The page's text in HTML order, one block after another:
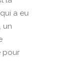
a eu
un
pour